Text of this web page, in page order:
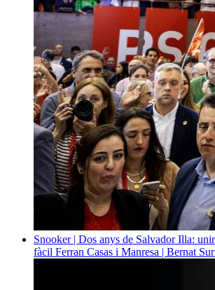
Snooker | Dos anys de Salvador Illa:
fàcil Ferran Casas i Manresa | Bernat